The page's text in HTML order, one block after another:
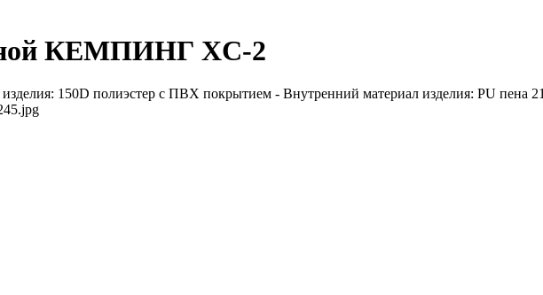
КЕМПИНГ XC-2
150D полиэстер с ПВХ покрытием - Внутренний материал изделия: PU пена